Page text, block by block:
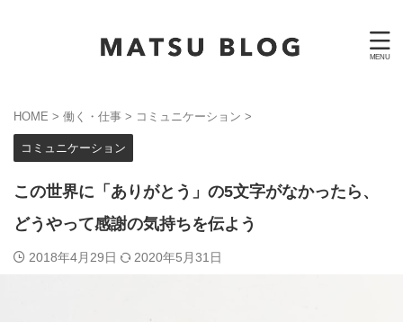
HOME > 働く・仕事 > コミュニケーション >
コミュニケーション
この世界に「ありがとう」の5文字がなかったら、
どうやって感謝の気持ちを伝よう
2018年4月29日 2020年5月31日